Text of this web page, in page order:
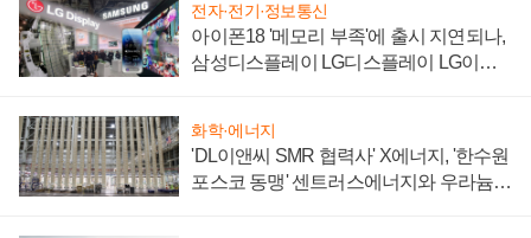
전자·전기·정보통신
아이폰18 '메모리 부족'에 출시 지연되나,
삼성디스플레이 LG디스플레이 LG이노
화학·에너지
'DL이앤씨 SMR 협력사' X에너지, '한수원
포스코 동맹' 센트러스에너지와 우라늄